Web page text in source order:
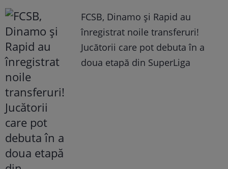
FCSB, Dinamo şi Rapid au
înregistrat noile transferuri!
Jucătorii care pot debuta în a
doua etapă din SuperLiga